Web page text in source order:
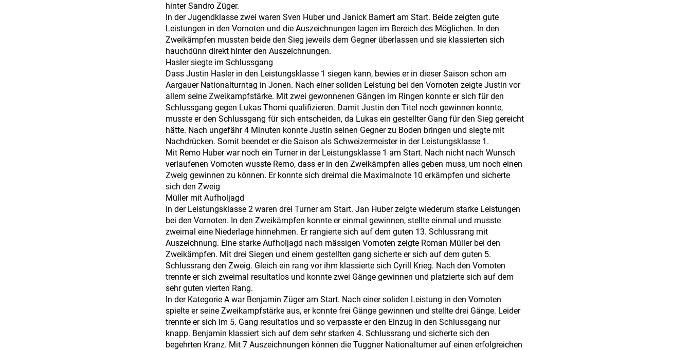
hinter Sandro Züger.
In der Jugendklasse zwei waren Sven Huber und Janick Bamert am Start. Beide zeigten gute
Leistungen in den Vornoten und die Auszeichnungen lagen im Bereich des Möglichen. In den
Zweikämpfen mussten beide den Sieg jeweils dem Gegner überlassen und sie klassierten sich
hauchdünn direkt hinter den Auszeichnungen.
Hasler siegte im Schlussgang
Dass Justin Hasler in den Leistungsklasse 1 siegen kann, bewies er in dieser Saison schon am
Aargauer Nationalturntag in Jonen. Nach einer soliden Leistung bei den Vornoten zeigte Justin vor
allem seine Zweikampfstärke. Mit zwei gewonnenen Gängen im Ringen konnte er sich für den
Schlussgang gegen Lukas Thomi qualifizieren. Damit Justin den Titel noch gewinnen konnte,
musste er den Schlussgang für sich entscheiden, da Lukas ein gestellter Gang für den Sieg gereicht
hätte. Nach ungefähr 4 Minuten konnte Justin seinen Gegner zu Boden bringen und siegte mit
Nachdrücken. Somit beendet er die Saison als Schweizermeister in der Leistungsklasse 1.
Mit Remo Huber war noch ein Turner in der Leistungsklasse 1 am Start. Nach nicht nach Wunsch
verlaufenen Vornoten wusste Remo, dass er in den Zweikämpfen alles geben muss, um noch einen
Zweig gewinnen zu können. Er konnte sich dreimal die Maximalnote 10 erkämpfen und sicherte
sich den Zweig
Müller mit Aufholjagd
In der Leistungsklasse 2 waren drei Turner am Start. Jan Huber zeigte wiederum starke Leistungen
bei den Vornoten. In den Zweikämpfen konnte er einmal gewinnen, stellte einmal und musste
zweimal eine Niederlage hinnehmen. Er rangierte sich auf dem guten 13. Schlussrang mit
Auszeichnung. Eine starke Aufholjagd nach mässigen Vornoten zeigte Roman Müller bei den
Zweikämpfen. Mit drei Siegen und einem gestellten gang sicherte er sich auf dem guten 5.
Schlussrang den Zweig. Gleich ein rang vor ihm klassierte sich Cyrill Krieg. Nach den Vornoten
trennte er sich zweimal resultatlos und konnte zwei Gänge gewinnen und platzierte sich auf dem
sehr guten vierten Rang.
In der Kategorie A war Benjamin Züger am Start. Nach einer soliden Leistung in den Vornoten
spielte er seine Zweikampfstärke aus, er konnte frei Gänge gewinnen und stellte drei Gänge. Leider
trennte er sich im 5. Gang resultatlos und so verpasste er den Einzug in den Schlussgang nur
knapp. Benjamin klassiert sich auf dem sehr starken 4. Schlussrang und sicherte sich den
begehrten Kranz. Mit 7 Auszeichnungen können die Tuggner Nationalturner auf einen erfolgreichen